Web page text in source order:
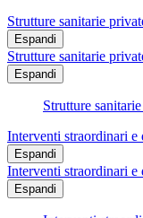
Strutture sanitarie
Espandi
Strutture sanitarie
Espandi
Strutture
Interventi straordinari e
Espandi
Interventi straordinari e
Espandi